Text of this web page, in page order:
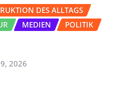
DES ALLTAGS
MEDIEN POLITIK
2026